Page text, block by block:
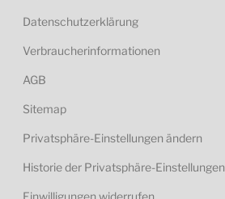
Datenschutzerklärung
Verbraucherinformationen
AGB
Sitemap
Privatsphäre-Einstellungen ändern
Historie der Privatsphäre-Einstellungen
Einwilligungen widerrufen